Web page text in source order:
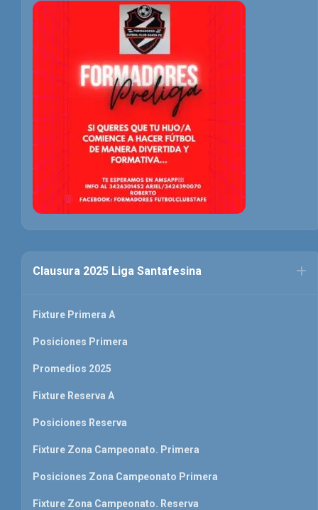
Clausura 2025 Liga Santafesina
Fixture Primera A
Posiciones Primera
Promedios 2025
Fixture Reserva A
Posiciones Reserva
Fixture Zona Campeonato. Primera
Posiciones Zona Campeonato Primera
Fixture Zona Campeonato. Reserva